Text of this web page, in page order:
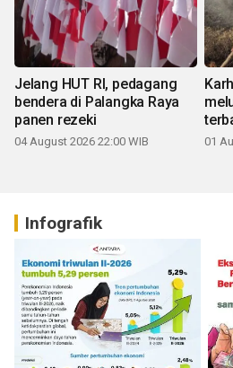
Jelang HUT RI, pedagang
bendera di Palangka Raya
panen rezeki
04 August 2026 22:00 WIB 01
Infografik